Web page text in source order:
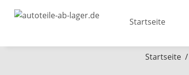
Startseite
Startseite